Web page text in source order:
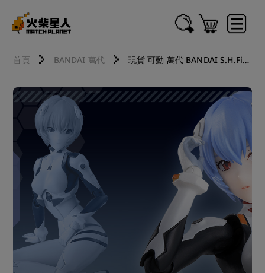
首頁 BANDAI 萬代 現貨 可動 萬代 BANDAI S.H.Figuarts SHF EVA 福音戰士新劇場版 綾波零 26